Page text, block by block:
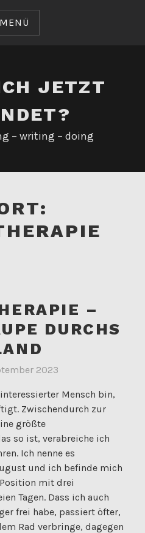
MENÜ
JETZT
– writing – doing
–
DURCHS
2023
Mensch bin,
Zwischendurch zur
größte
so ist, verabreiche ich
Ich nenne es
und ich befinde mich
mit drei
Tagen. Dass ich auch
frei habe, passiert öfter,
Rad verbringe, dagegen